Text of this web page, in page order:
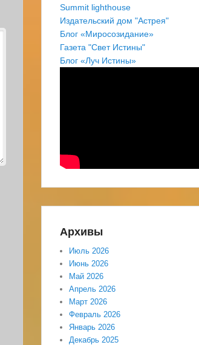
Summit lighthouse
Издательский дом "Астрея"
Блог «Миросозидание»
Газета "Свет Истины"
Блог «Луч Истины»
Архивы
Июль 2026
Июнь 2026
Май 2026
Апрель 2026
Март 2026
Февраль 2026
Январь 2026
Декабрь 2025